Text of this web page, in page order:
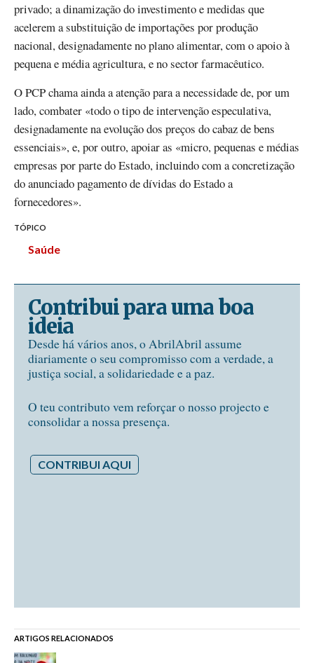
privado; a dinamização do investimento e medidas que
acelerem a substituição de importações por produção
nacional, designadamente no plano alimentar, com o apoio à
pequena e média agricultura, e no sector farmacêutico.
O PCP chama ainda a atenção para a necessidade de, por um
lado, combater «todo o tipo de intervenção especulativa,
designadamente na evolução dos preços do cabaz de bens
essenciais», e, por outro, apoiar as «micro, pequenas e médias
empresas por parte do Estado, incluindo com a concretização
do anunciado pagamento de dívidas do Estado a
fornecedores».
TÓPICO
Saúde
Contribui para uma boa
ideia
Desde há vários anos, o AbrilAbril assume
diariamente o seu compromisso com a verdade, a
justiça social, a solidariedade e a paz.
O teu contributo vem reforçar o nosso projecto e
consolidar a nossa presença.
CONTRIBUI AQUI
ARTIGOS RELACIONADOS